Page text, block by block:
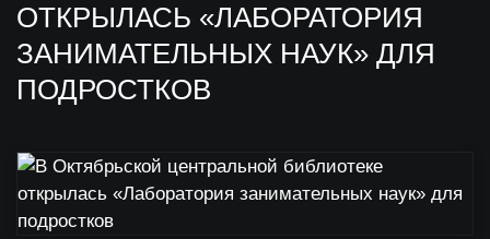
ОТКРЫЛАСЬ «ЛАБОРАТОРИЯ
ЗАНИМАТЕЛЬНЫХ НАУК» ДЛЯ
ПОДРОСТКОВ